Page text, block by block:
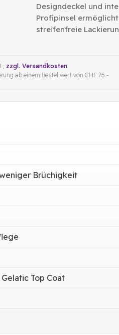
Designdeckel und
Profipinsel
streifenfreie
zzgl. Versandkosten
ab einem Bestellwert von CHF 75.-
Brüchigkeit
Top Coat